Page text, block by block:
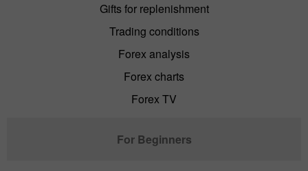
Gifts for replenishment
Trading conditions
Forex analysis
Forex charts
Forex TV
For Beginners